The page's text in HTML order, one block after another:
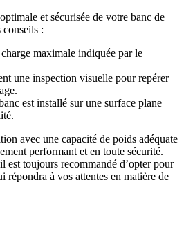
et sécurisée de votre banc de
:
maximale indiquée par le
une inspection visuelle pour repérer
est installé sur une surface plane
avec une capacité de poids adéquate
performant et en toute sécurité.
est toujours recommandé d’opter pour
répondra à vos attentes en matière de